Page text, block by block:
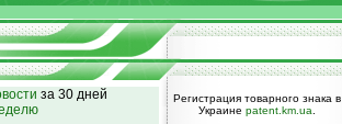
за 30 дней
Регистрация товарного знака в
Украине patent.km.ua